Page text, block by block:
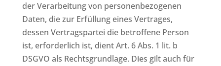
der Verarbeitung von personenbezogenen
Daten, die zur Erfüllung eines Vertrages,
dessen Vertragspartei die betroffene Person
ist, erforderlich ist, dient Art. 6 Abs. 1 lit. b
DSGVO als Rechtsgrundlage. Dies gilt auch für